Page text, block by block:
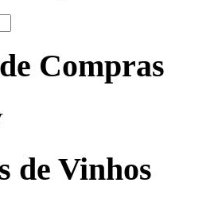
Compras
de Vinhos